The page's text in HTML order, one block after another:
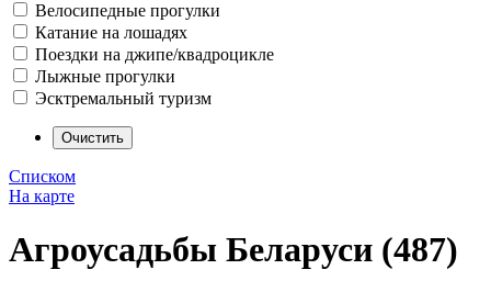
Велосипедные прогулки
Катание на лошадях
Поездки на джипе/квадроцикле
Лыжные прогулки
Эсктремальный туризм
Списком
На карте
Агроусадьбы Беларуси (487)